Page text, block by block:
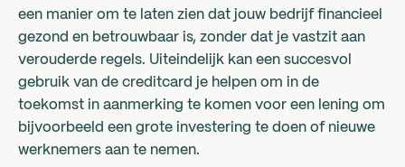
een manier om te laten zien dat jouw bedrijf financieel
gezond en betrouwbaar is, zonder dat je vastzit aan
verouderde regels. Uiteindelijk kan een succesvol
gebruik van de creditcard je helpen om in de
toekomst in aanmerking te komen voor een lening om
bijvoorbeeld een grote investering te doen of nieuwe
werknemers aan te nemen.